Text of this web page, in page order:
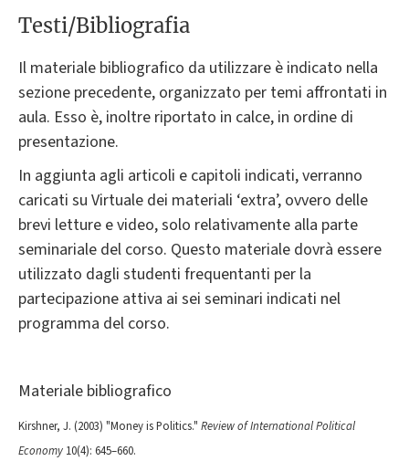
Testi/Bibliografia
Il materiale bibliografico da utilizzare è indicato nella
sezione precedente, organizzato per temi affrontati in
aula. Esso è, inoltre riportato in calce, in ordine di
presentazione.
In aggiunta agli articoli e capitoli indicati, verranno
caricati su Virtuale dei materiali ‘extra’, ovvero delle
brevi letture e video, solo relativamente alla parte
seminariale del corso. Questo materiale dovrà essere
utilizzato dagli studenti frequentanti per la
partecipazione attiva ai sei seminari indicati nel
programma del corso.
Materiale bibliografico
Kirshner, J. (2003) "Money is Politics." Review of International Political
Economy 10(4): 645–660.